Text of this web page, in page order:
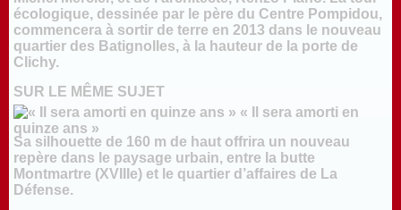
écologique, dessinée par le père du Centre Pompidou,
commencera à sortir de terre en 2013 dans le nouveau
quartier des Batignolles, à la hauteur de la porte de
Clichy.
SUR LE MÊME SUJET
« Il sera amorti en
quinze ans »
Sa silhouette de 160 m de haut offrira un nouveau
repère dans le paysage urbain, entre la butte
Montmartre (XVIIIe) et le quartier d’affaires de La
Défense.